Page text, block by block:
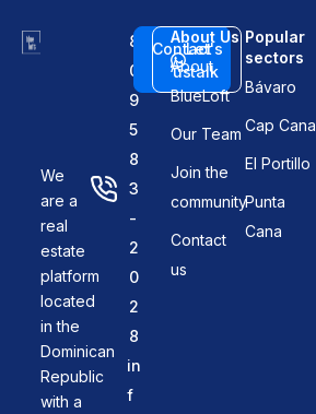
We
are a
real
estate
platform
located
in the
Dominican
Republic
with a
8
0
9
5
8
3
-
2
0
2
8
in
f
Contact
us
Let's
talk
About Us
About
BlueLoft
Our Team
Join the
community
Contact
us
Popular
sectors
Bávaro
Cap Cana
El Portillo
Punta
Cana